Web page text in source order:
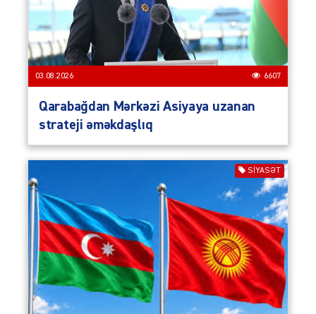
03.08.2026 6607
Qarabağdan Mərkəzi Asiyaya uzanan
strateji əməkdaşlıq
SIYASƏT